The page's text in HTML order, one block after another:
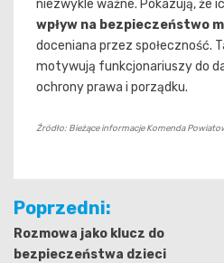
niezwykle ważne. Pokazują, że
wpływ na bezpieczeństwo
doceniana przez społeczność.
motywują funkcjonariuszy do
ochrony prawa i porządku.
Źródło: Bieżące informacje Komenda
Nawigacja
wpisu
Poprzedni:
Rozmowa jako klucz do
bezpieczeństwa dzieci